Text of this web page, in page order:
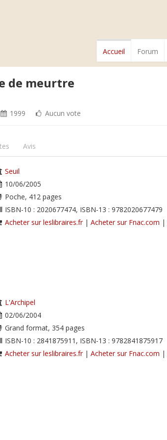
Accueil Forum
de meurtre
1999 Aucun vote
Avis
Seuil
10/06/2005
Poche, 412 pages
ISBN-10 : 2020677474, ISBN-13 : 9782020677479
Acheter sur leslibraires.fr| Acheter sur Fnac.com |
L'Archipel
02/06/2004
Grand format, 354 pages
ISBN-10 : 2841875911, ISBN-13 : 9782841875917
Acheter sur leslibraires.fr| Acheter sur Fnac.com |